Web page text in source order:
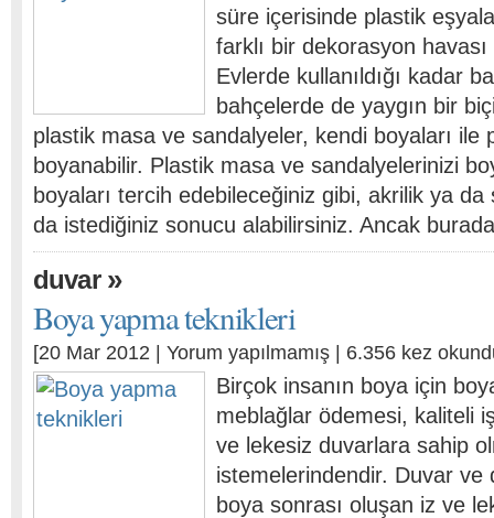
süre içerisinde plastik
farklı bir dekorasyon
Evlerde kullanıldığı kadar
bahçelerde de yaygın bir
plastik masa ve sandalyeler, kendi boyaları ile
boyanabilir. Plastik masa ve sandalyelerinizi
boyaları tercih edebileceğiniz gibi, akrilik ya da
da istediğiniz sonucu alabilirsiniz. Ancak
duvar»
Boya yapma teknikleri
[20 Mar 2012 | Yorum yapılmamış | 6.356 kez
Birçok insanın boya için
meblağlar ödemesi, kaliteli
ve lekesiz duvarlara sahip
istemelerindendir. Duvar ve
boya sonrası oluşan iz ve